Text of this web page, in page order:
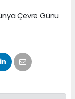
Çevre Günü